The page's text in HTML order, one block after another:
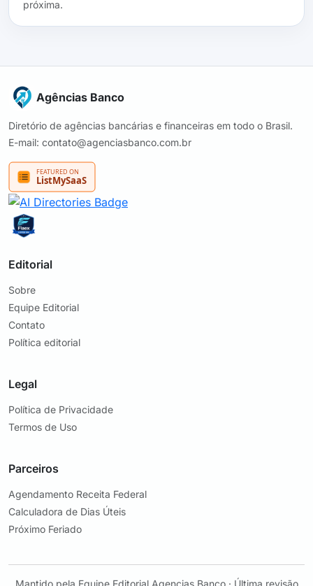
próxima.
Agências Banco
Diretório de agências bancárias e financeiras em todo o Brasil.
E-mail: contato@agenciasbanco.com.br
Editorial
Sobre
Equipe Editorial
Contato
Política editorial
Legal
Política de Privacidade
Termos de Uso
Parceiros
Agendamento Receita Federal
Calculadora de Dias Úteis
Próximo Feriado
Mantido pela Equipe Editorial Agencias Banco· Última revisão